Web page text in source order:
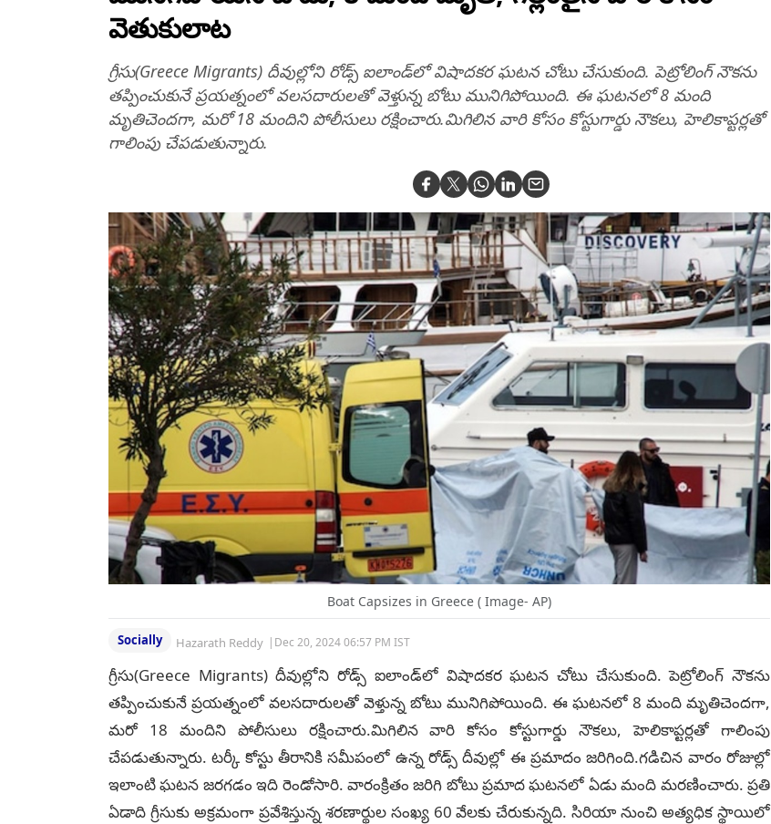
వెతుకులాట
గ్రీసు(Greece Migrants) దీవుల్లోని రోడ్స్ ఐలాండ్‌లో విషాదకర ఘటన చోటు చేసుకుంది. పెట్రోలింగ్ నౌక‌ను
త‌ప్పించుకునే ప్ర‌య‌త్నంలో వలసదారులతో వెళ్తున్న బోటు మునిగిపోయింది. ఈ ఘ‌ట‌న‌లో 8 మంది
మృతిచెంద‌గా, మ‌రో 18 మందిని పోలీసులు ర‌క్షించారు.మిగిలిన వారి కోసం కోస్టుగార్డు నౌక‌లు, హెలికాప్ట‌ర్ల‌తో
గాలింపు చేప‌డుతున్నారు.
Boat Capsizes in Greece ( Image- AP)
Socially Hazarath Reddy | Dec 20, 2024 06:57 PM IST
గ్రీసు(Greece Migrants) దీవుల్లోని రోడ్స్ ఐలాండ్‌లో విషాదకర ఘటన చోటు చేసుకుంది. పెట్రోలింగ్ నౌక‌ను
త‌ప్పించుకునే ప్ర‌య‌త్నంలో వలసదారులతో వెళ్తున్న బోటు మునిగిపోయింది. ఈ ఘ‌ట‌న‌లో 8 మంది మృతిచెంద‌గా,
మ‌రో 18 మందిని పోలీసులు ర‌క్షించారు.మిగిలిన వారి కోసం కోస్టుగార్డు నౌక‌లు, హెలికాప్ట‌ర్ల‌తో గాలింపు
చేప‌డుతున్నారు. ట‌ర్కీ కోస్టు తీరానికి స‌మీపంలో ఉన్న రోడ్స్ దీవుల్లో ఈ ప్ర‌మాదం జ‌రిగింది.గ‌డిచిన వారం రోజుల్లో
ఇలాంటి ఘ‌ట‌న జ‌ర‌గ‌డం ఇది రెండోసారి. వారంక్రితం జరిగి బోటు ప్రమాద ఘ‌ట‌న‌లో ఏడు మంది మ‌ర‌ణించారు. ప్ర‌తి
ఏడాది గ్రీసుకు అక్ర‌మంగా ప్ర‌వేశిస్తున్న శ‌ర‌ణార్థుల సంఖ్య 60 వేల‌కు చేరుకున్న‌ది. సిరియా నుంచి అత్య‌ధిక స్థాయిలో